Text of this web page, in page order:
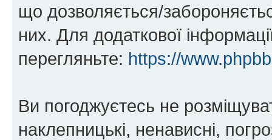
що дозволяється/
них. Для додаткової
перегляньте: https://
Ви погоджуєтесь не
наклепницькі, ненависні,